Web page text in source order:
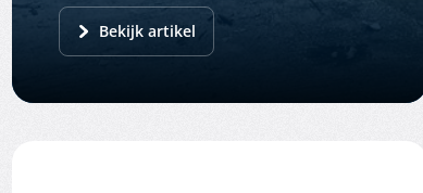
Bekijk artikel